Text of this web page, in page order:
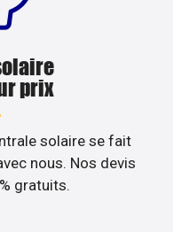
prix
solaire se fait
nous. Nos devis
gratuits.